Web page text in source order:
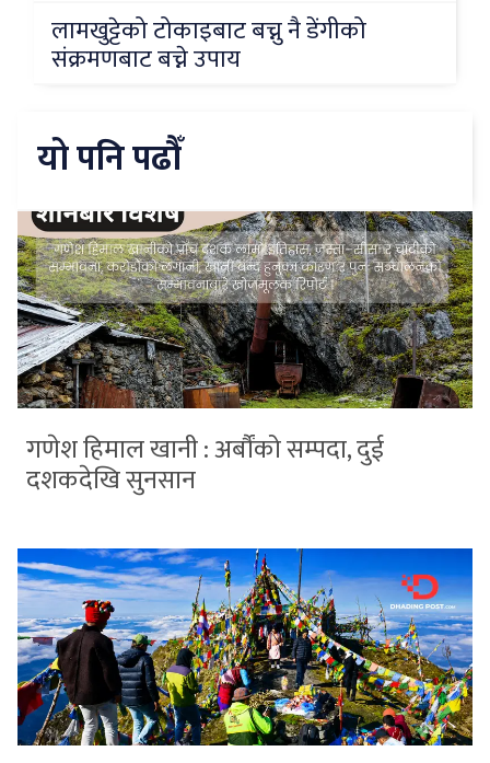
लामखुट्टेको टोकाइबाट बच्नु नै डेंगीको
संक्रमणबाट बच्ने उपाय
यो पनि पढौँ
गणेश हिमाल खानी : अर्बौंको सम्पदा, दुई
दशकदेखि सुनसान